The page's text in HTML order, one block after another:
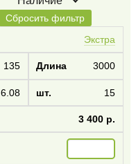
Сбросить фильтр
Экстра
135 3000
6.08 15
3 400 р.